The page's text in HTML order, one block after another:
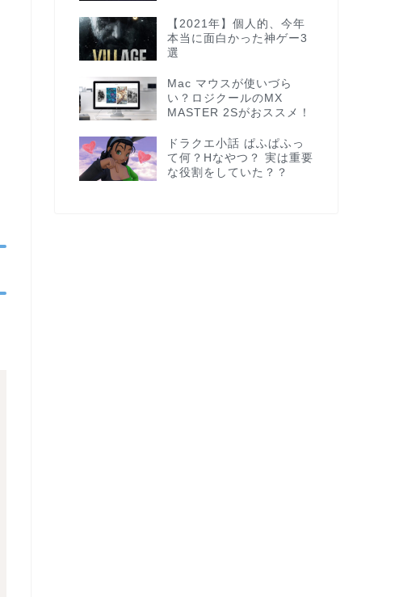
【2021年】個人的、今年
本当に面白かった神ゲー3
選
Mac マウスが使いづら
い？ロジクールのMX
MASTER 2Sがおススメ！
ドラクエ小話 ぱふぱふっ
て何？Hなやつ？ 実は重要
な役割をしていた？？